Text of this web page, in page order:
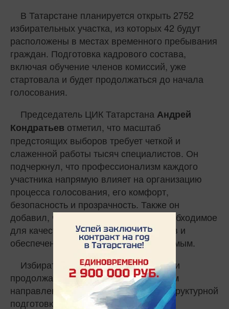
В Татарстане планируется открыть 2752
избирательных участка, из которых 42 будут
расположены в местах временного пребывания
граждан. Подготовка кадрового состава,
включая обучение членов комиссий, уже
стартовала и будет продолжаться до начала
голосования.
Председатель ЦИК Татарстана Андрей
Кондратьев отметил, что масштаб
предстоящих выборов требует четкой и
слаженной работы тысяч специалистов. Он
подчеркнул, что профессионализм каждого
участника напрямую влияет на организацию
процесса голосования, его комфорт,
безопасность и прозрачность. Также он
добавил, что комиссия делает все необходимое
для качественной подготовки участков и
обеспечения комиссий всем необходимым.
Избирательная комиссия республики
продолжает системную работу по всем
направлениям кампании – от инфраструктурной
подготовки до взаимодействия с